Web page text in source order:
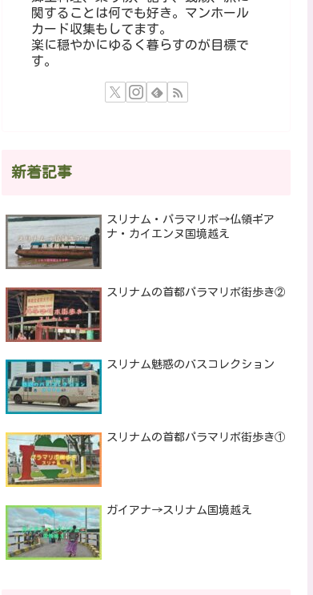
関することは何でも好き。マンホール
カード収集もしてます。
楽に穏やかにゆるく暮らすのが目標で
す。
新着記事
スリナム・パラマリボ→仏領ギア
ナ・カイエンヌ国境越え
スリナムの首都パラマリボ街歩き②
スリナム魅惑のバスコレクション
スリナムの首都パラマリボ街歩き①
ガイアナ→スリナム国境越え